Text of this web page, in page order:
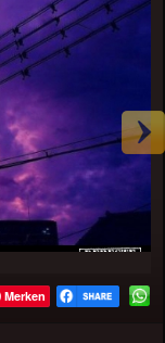
Merken